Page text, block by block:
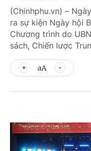
(Chinhphu.vn) –
ra sự kiện Ngày hội
Chương trình do
sách, Chiến lược
aA